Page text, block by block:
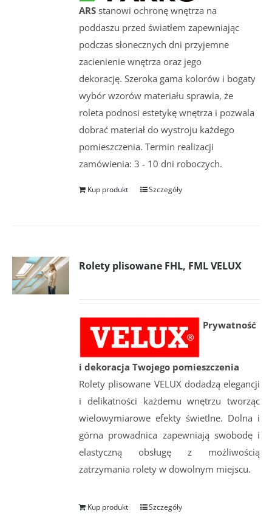
ARS stanowi ochronę wnętrza na
poddaszu przed światłem zapewniając
podczas słonecznych dni przyjemne
zacienienie wnętrza oraz jego
dekorację. Szeroka gama kolorów i bogaty
wybór wzorów materiału sprawia, że
roleta podnosi estetykę wnętrza i pozwala
dobrać materiał do wystroju każdego
pomieszczenia. Termin realizacji
zamówienia: 3 - 10 dni roboczych.
Kup produkt Szczegóły
Rolety plisowane FHL, FML VELUX
Prywatność
i dekoracja Twojego pomieszczenia
Rolety plisowane VELUX dodadzą elegancji
i delikatności każdemu wnętrzu tworząc
wielowymiarowe efekty świetlne. Dolna i
górna prowadnica zapewniają swobodę i
elastyczną obsługę z możliwością
zatrzymania rolety w dowolnym miejscu.
Kup produkt Szczegóły